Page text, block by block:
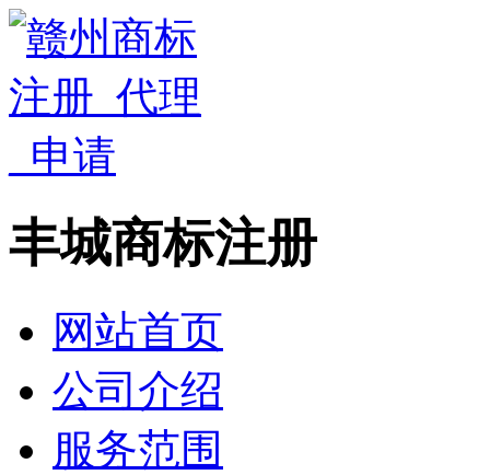
丰城商标注册
网站首页
公司介绍
服务范围